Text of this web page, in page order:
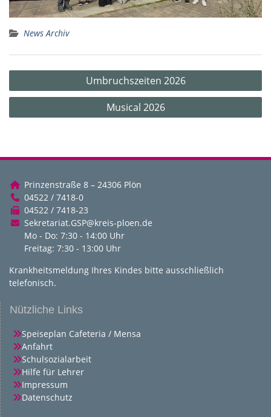
News Archiv
Beitragsnavigation
Umbruchszeiten 2026
Musical 2026
Prinzenstraße 8 – 24306 Plön
04522 / 7418-0
04522 / 7418-23
Sekretariat.GSP@kreis-ploen.de
Mo - Do: 7:30 - 14:00 Uhr
Freitag: 7:30 - 13:00 Uhr
Krankheitsmeldung Ihres Kindes bitte ausschließlich
telefonisch.
Nützliche Links
Speiseplan Cafeteria / Mensa
Anfahrt
Schulsozialarbeit
Hilfe für Lehrer
Impressum
Datenschutz